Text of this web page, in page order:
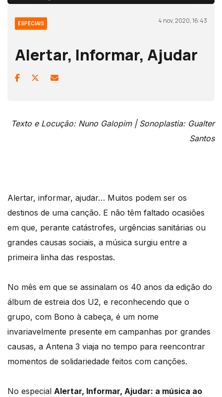
ESPECIAIS 4 nov, 2020, 16:43
Alertar, Informar, Ajudar
Texto eLocução: Nuno Galopim | Sonoplastia: Gualter
Santos
Alertar, informar, ajudar… Muitos podem ser os
destinos de uma canção. E não têm faltado ocasiões
em que, perante catástrofes, urgências sanitárias ou
grandes causas sociais, a música surgiu entre a
primeira linha das respostas.
No mês em que se assinalam os 40 anos da edição do
álbum de estreia dos U2, e reconhecendo que o
grupo, com Bono à cabeça, é um nome
invariavelmente presente em campanhas por grandes
causas, a Antena 3 viaja no tempo para reencontrar
momentos de solidariedade feitos com canções.
No especial Alertar, Informar, Ajudar: a música ao